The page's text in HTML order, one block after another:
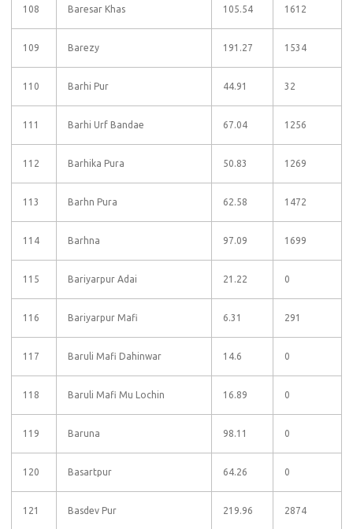
108 Baresar Khas 105.54 1612
109 Barezy 191.27 1534
110 Barhi Pur 44.91 32
111 Barhi Urf Bandae 67.04 1256
112 Barhika Pura 50.83 1269
113 Barhn Pura 62.58 1472
114 Barhna 97.09 1699
115 Bariyarpur Adai 21.22 0
116 Bariyarpur Mafi 6.31 291
117 Baruli Mafi Dahinwar 14.6 0
118 Baruli Mafi Mu Lochin 16.89 0
119 Baruna 98.11 0
120 Basartpur 64.26 0
121 Basdev Pur 219.96 2874